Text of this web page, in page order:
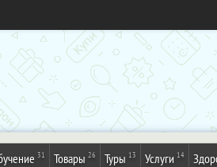
31 Товары 26 Туры 13 Услуги 14